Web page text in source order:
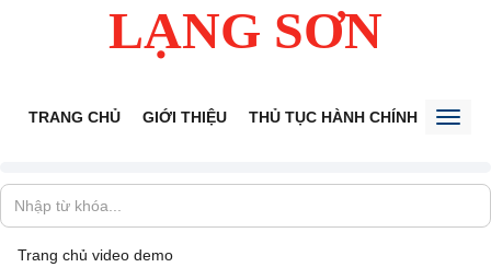
LẠNG SƠN
TRANG CHỦ GIỚI THIỆU THỦ TỤC HÀNH CHÍNH TIẾP
Trang chủ video demo